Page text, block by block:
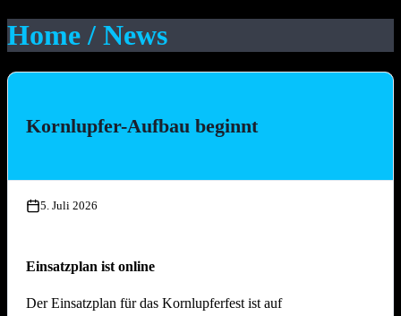
Home / News
Kornlupfer-Aufbau beginnt
5. Juli 2026
Einsatzplan ist online
Der Einsatzplan für das Kornlupferfest ist auf